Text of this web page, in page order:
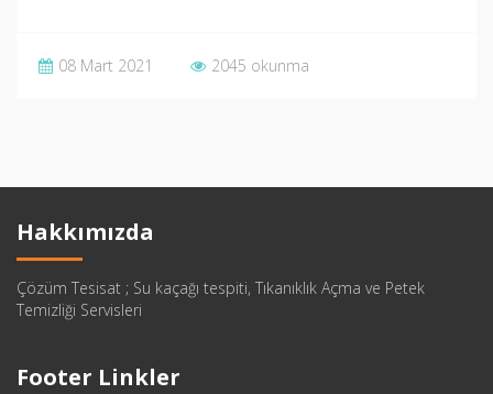
08 Mart 2021 2045 okunma
Hakkımızda
Çözüm Tesisat ; Su kaçağı tespiti, Tıkanıklık Açma ve Petek
Temizliği Servisleri
Footer Linkler